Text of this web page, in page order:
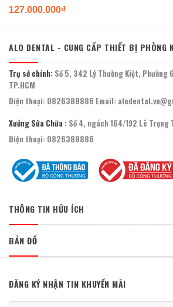
127.000.000₫
ALO DENTAL - CUNG CẤP THIẾT BỊ PHÒNG
Trụ sở chính: Số 5, 342 Lý Thường Kiệt, Phường
TP.HCM
Điện thoại: 0826388886 Email:
Xưởng Sửa Chữa : Số 4, ngách 164/192 Lê Trọng
Điện thoại: 0826388886
THÔNG TIN HỮU ÍCH
BẢN ĐỒ
ĐĂNG KÝ NHẬN TIN KHUYẾN MÃI